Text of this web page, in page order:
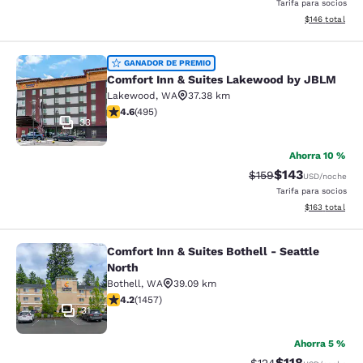
Tarifa para socios
Ver detalles
$146 total
Comfort Inn & Suites Lakewood by
33
GANADOR DE PREMIO
Comfort Inn & Suites Lakewood by JBLM
Lakewood, WA
37.38 km
Calificación de 4.61 estrellas. Excepcional. 495
4.6(495)
Ahorra 10 %
Tarifa tachada:
$159Tarifa reducida:
$143USD/noche
Tarifa para socios
Ver detalles
$163 total
Comfort Inn & Suites Bothell -
31
Comfort Inn & Suites Bothell - Seattle
North
Bothell, WA
39.09 km
Calificación de 4.17 estrellas. Muy bueno. 1457
4.2(1457)
Ahorra 5 %